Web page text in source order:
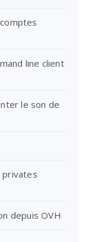
line client
le son de
privates
depuis OVH